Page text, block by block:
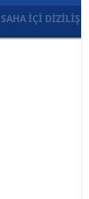
SAHA İÇI DIZILIŞ